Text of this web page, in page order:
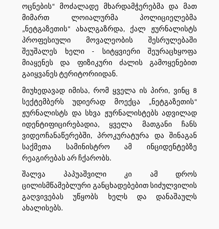
ოცნების“ მოძალადე მხარდამჭერებმა და მათ
მიმართ ლოიალურმა პოლიციელებმა
„ნეტგაზეთის“ ახალგაზრდა, ქალ ჟურნალისტს
პროფესიული მოვალეობის შესრულებაში
შეუშალეს ხელი - სიტყვიერი შეურაცხყოფა
მიაყენეს და ფიზიკური ძალის გამოყენებით
გაიყვანეს ტერიტორიიდან.
მიუხედავად იმისა, რომ ყველა ის პირი, ვინც 8
სექტემბერს უდიერად მოექცა „ნეტგაზეთის“
ჟურნალისტს და სხვა ჟურნალისტებს ადვილად
იდენტიფიცირებადია, ყველა მათგანი ჩანს
ვიდეოჩანაწერებში, პროკურატურა და შინაგან
საქმეთა სამინისტრო ამ ინციდენტებზე
რეაგირებას არ ჩქარობს.
შალვა პაპუაშვილი კი ამ დროს
ცილისმწამებლური განცხადებებით სიძულვილის
გაღვივებას უწყობს ხელს და დანაშაულს
ახალისებს.